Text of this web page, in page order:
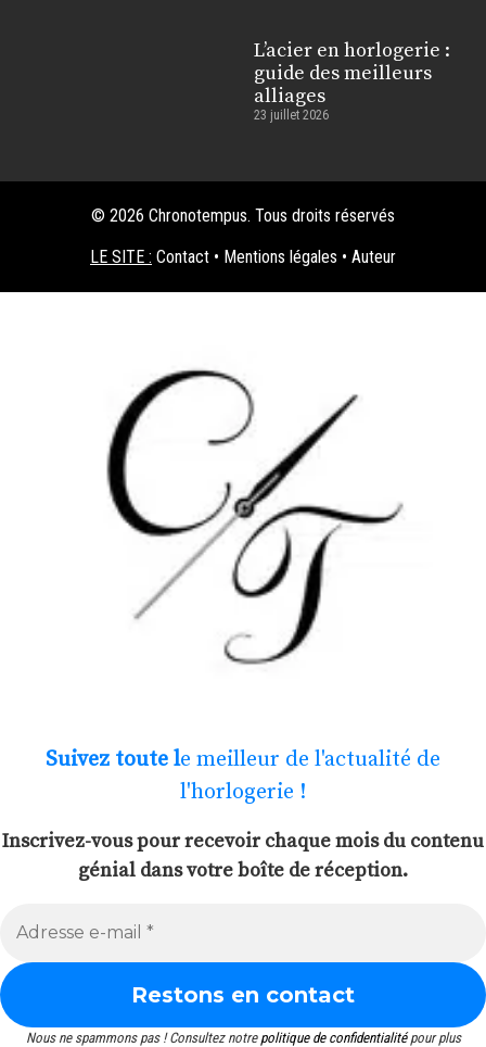
L’acier en horlogerie :
guide des meilleurs
alliages
23 juillet 2026
© 2026 Chronotempus. Tous droits réservés
LE SITE : Contact • Mentions légales • Auteur
Suivez toute le meilleur de l'actualité de
l'horlogerie !
Inscrivez-vous pour recevoir chaque mois du contenu
génial dans votre boîte de réception.
Nous ne spammons pas ! Consultez notre politique de confidentialitépour plus